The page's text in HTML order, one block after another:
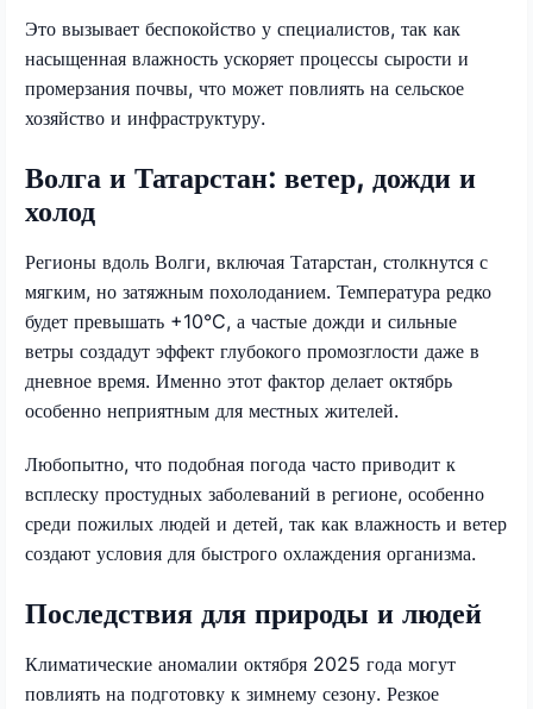
Это вызывает беспокойство у специалистов, так как
насыщенная влажность ускоряет процессы сырости и
промерзания почвы, что может повлиять на сельское
хозяйство и инфраструктуру.
Волга и Татарстан: ветер, дожди и
холод
Регионы вдоль Волги, включая Татарстан, столкнутся с
мягким, но затяжным похолоданием. Температура редко
будет превышать +10°C, а частые дожди и сильные
ветры создадут эффект глубокого промозглости даже в
дневное время. Именно этот фактор делает октябрь
особенно неприятным для местных жителей.
Любопытно, что подобная погода часто приводит к
всплеску простудных заболеваний в регионе, особенно
среди пожилых людей и детей, так как влажность и ветер
создают условия для быстрого охлаждения организма.
Последствия для природы и людей
Климатические аномалии октября 2025 года могут
повлиять на подготовку к зимнему сезону. Резкое